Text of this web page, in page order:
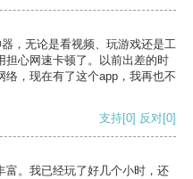
，无论是看视频、玩游戏还是工
担心网速卡顿了。以前出差的时
，现在有了这个app，我再也不
支持[0] 反对[0]
富。我已经玩了好几个小时，还